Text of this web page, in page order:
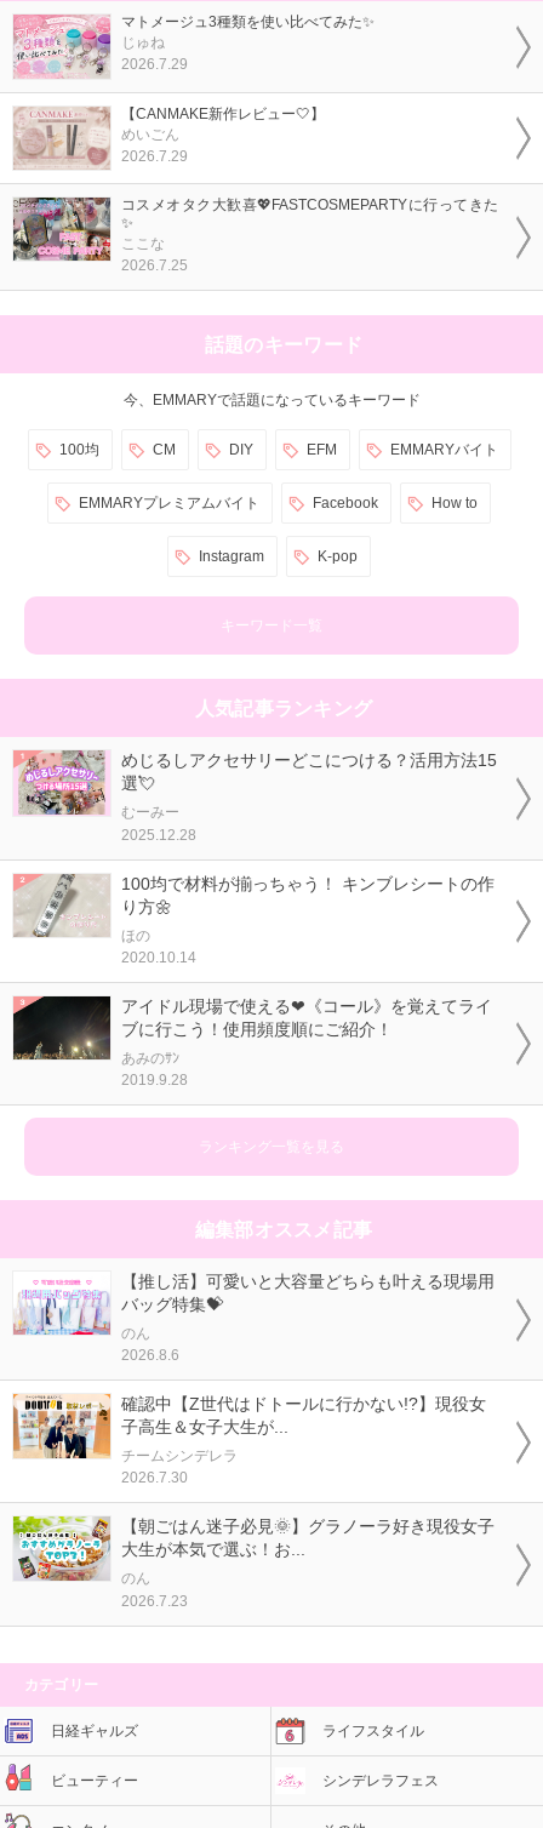
マトメージュ3種類を使い比べてみた✨
じゅね
2026.7.29
【CANMAKE新作レビュー🤍】
めいごん
2026.7.29
コスメオタク大歓喜💖FASTCOSMEPARTYに行ってきた
✨
ここな
2026.7.25
話題のキーワード
今、EMMARYで話題になっているキーワード
100均 CM DIY EFM EMMARYバイト
EMMARYプレミアムバイト Facebook How to
Instagram K-pop
キーワード一覧
人気記事ランキング
めじるしアクセサリーどこにつける？活用方法15
選💘
むーみー
2025.12.28
100均で材料が揃っちゃう！ キンブレシートの作
り方🌼
ほの
2020.10.14
アイドル現場で使える❤《コール》を覚えてライ
ブに行こう！使用頻度順にご紹介！
あみのｻﾝ
2019.9.28
ランキング一覧を見る
編集部オススメ記事
【推し活】可愛いと大容量どちらも叶える現場用
バッグ特集💝
のん
2026.8.6
確認中【Z世代はドトールに行かない!?】現役女
子高生＆女子大生が...
チームシンデレラ
2026.7.30
【朝ごはん迷子必見🌞】グラノーラ好き現役女子
大生が本気で選ぶ！お...
のん
2026.7.23
カテゴリー
日経ギャルズ ライフスタイル
ビューティー シンデレラフェス